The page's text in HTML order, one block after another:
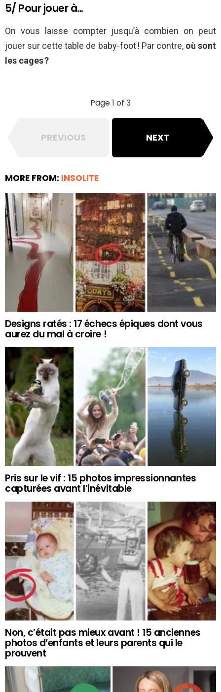
5/ Pour jouer à…
On vous laisse compter jusqu’à combien on peut
jouer sur cette table de baby-foot ! Par contre, où sont
les cages ?
Page 1 of 3
PREVIOUS NEXT
MORE FROM: INSOLITE
Designs ratés : 17 échecs épiques dont vous
aurez du mal à croire !
Pris sur le vif : 15 photos impressionnantes
capturées avant l’inévitable
Non, c’était pas mieux avant ! 15 anciennes
photos d’enfants et leurs parents qui le
prouvent